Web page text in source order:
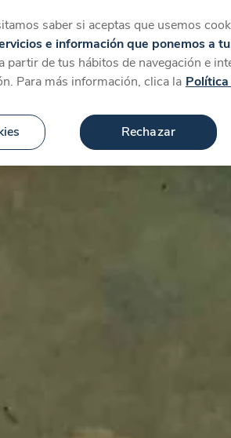
Favoritos Más
saber si aceptas que usemos
e información que ponemos a
partir de tus hábitos de navegación e
Para más información, clica la
Rechazar